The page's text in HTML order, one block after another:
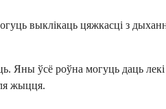
выклікаць цяжкасці з
Яны ўсё роўна могуць даць
жыцця.